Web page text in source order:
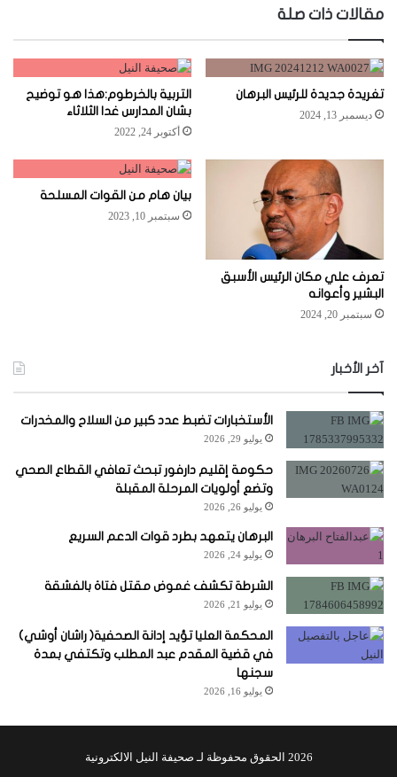
مقالات ذات صلة
تغريدة جديدة للرئيس البرهان
ديسمبر 13, 2024
التربية بالخرطوم:هذا هو توضيح
بشان المدارس غدا الثلاثاء
أكتوبر 24, 2022
تعرف علي مكان الرئيس الأسبق
البشير وأعوانه
سبتمبر 20, 2024
بيان هام من القوات المسلحة
سبتمبر 10, 2023
آخر الأخبار
الأستخبارات تضبط عدد كبير من السلاح والمخدرات
يوليو 29, 2026
حكومة إقليم دارفور تبحث تعافي القطاع الصحي
وتضع أولويات المرحلة المقبلة
يوليو 26, 2026
البرهان يتعهد بطرد قوات الدعم السريع
يوليو 24, 2026
الشرطة تكشف غموض مقتل فتاة بالفشقة
يوليو 21, 2026
المحكمة العليا تؤيد إدانة الصحفية( راشان أوشي)
في قضية المقدم عبد المطلب وتكتفي بمدة
سجنها
يوليو 16, 2026
2026 الحقوق محفوظة لـ صحيفة النيل الالكترونية